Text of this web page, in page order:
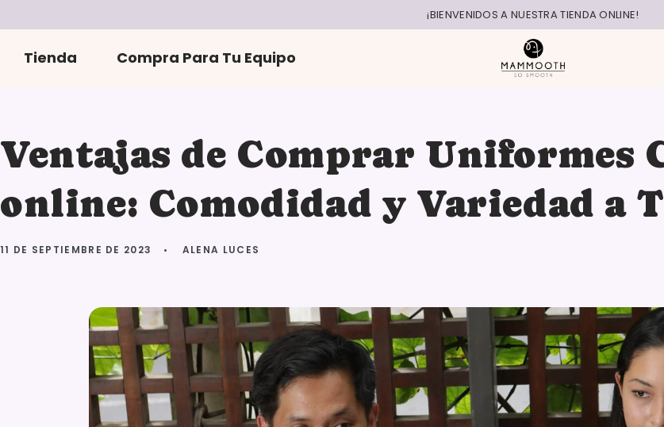
contenido
¡BIENVENIDOS A NUESTRA TIENDA ONLINE!
Tienda Compra Para Tu Equipo
Ventajas de Comprar Uniformes
online: Comodidad y Variedad a
11 DE SEPTIEMBRE DE 2023 ALENA LUCES